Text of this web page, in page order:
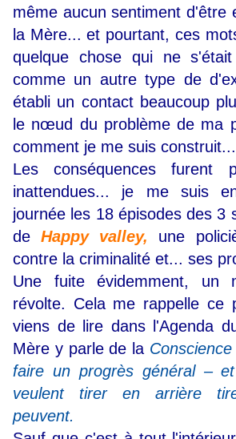
même aucun sentiment d'être
la Mère... et pourtant, ces
quelque chose qui ne
comme un autre type de
établi un contact beaucoup
le nœud du problème de ma
comment je me suis construit...
Les conséquences furent
inattendues... je me suis
journée les 18 épisodes des 3
deHappy valley,
une
contre la criminalité et... ses
Une fuite évidemment, un
révolte. Cela me rappelle ce
viens de lire dans l'Agenda
Mère y parle de la
faire un progrès général –
veulent tirer en arrière
peuvent.